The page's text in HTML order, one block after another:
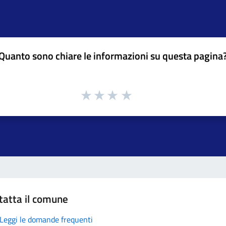
sono chiare le informazioni su questa
il comune
Leggi le domande frequenti